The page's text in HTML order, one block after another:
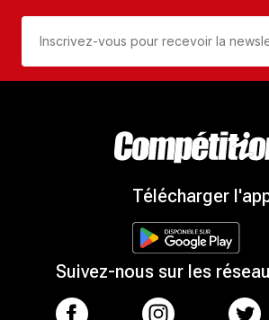
Télécharger
Suivez-nous sur les